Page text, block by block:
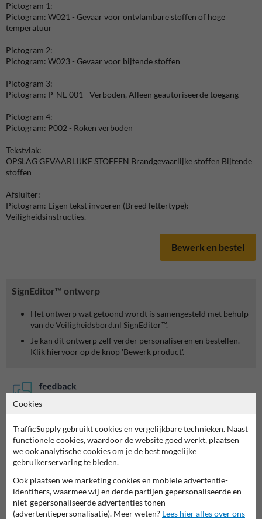
SignEditor™ ontwerp
Het ontwerp wat getoond wordt is samengesteld met behulp
van de Veiligheidsbord.nl SignEditor™.
Je kan dit ontwerp zelf verder personaliseren en bestellen.
Klik hiervoor op de knop 'Bewerk product'.
Rating9.4
Pictogram 1:
Pictogram: W021 - Gevaar voor ontvlambare stoffen of hoge
temperatuur
Pictogram 2:
Pictogram: W023 - Gevaar voor bijtende stoffen
Pictogram 3:
Pictogram: P-NL-001 - Verboden, Alleen geautoriseerde toegang
Pictogram 4:
Pictogram: P002 - Roken verboden
Tekstvlak:
OPSLAG GEVAARLIJKE STOFFEN Brandgevaarlijke stoffen Bijtende
stoffen
Afsluiter:
Pictogram: Eigen tekst invoeren (Breed lettertype):
Veiligheidsinstructies.
Bewerk en bestel
Cookies
TrafficSupply gebruikt cookies en vergelijkbare technieken. Naast
functionele cookies, waardoor de website goed werkt, plaatsen
we ook analytische cookies om je de best mogelijke
gebruikerservaring te bieden.
Ook plaatsen we marketing cookies en mobiele advertentie-
identifiers, waarmee wij en derde partijen gepersonaliseerde en
niet-gepersonaliseerde advertenties tonen
(advertentiepersonalisatie). Meer weten? Lees hier alles over ons